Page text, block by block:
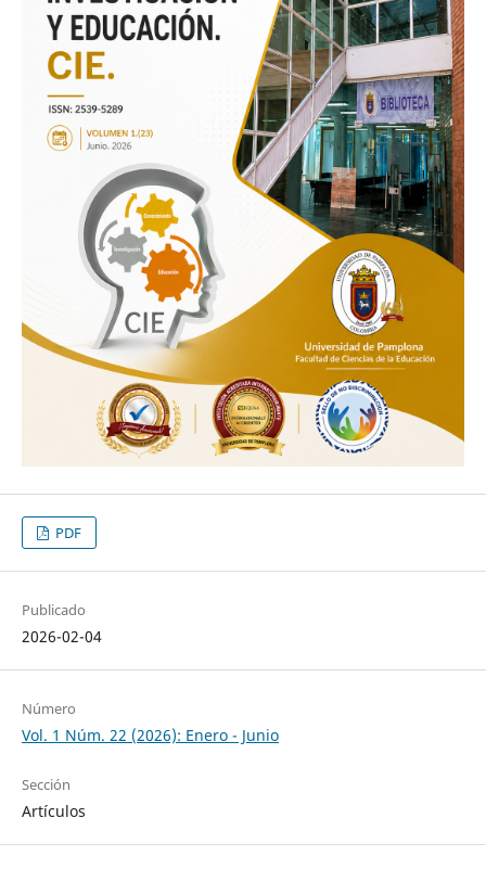
PDF
Publicado
2026-02-04
Número
Vol. 1 Núm. 22 (2026): Enero - Junio
Sección
Artículos